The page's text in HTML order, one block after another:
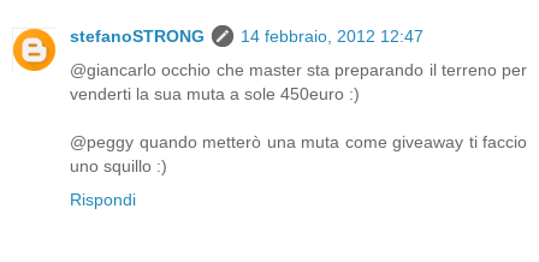
stefanoSTRONG
14 febbraio, 2012 12:47
@giancarlo occhio che master sta preparando il terreno per
venderti la sua muta a sole 450euro :)
@peggy quando metterò una muta come giveaway ti faccio
uno squillo :)
Rispondi